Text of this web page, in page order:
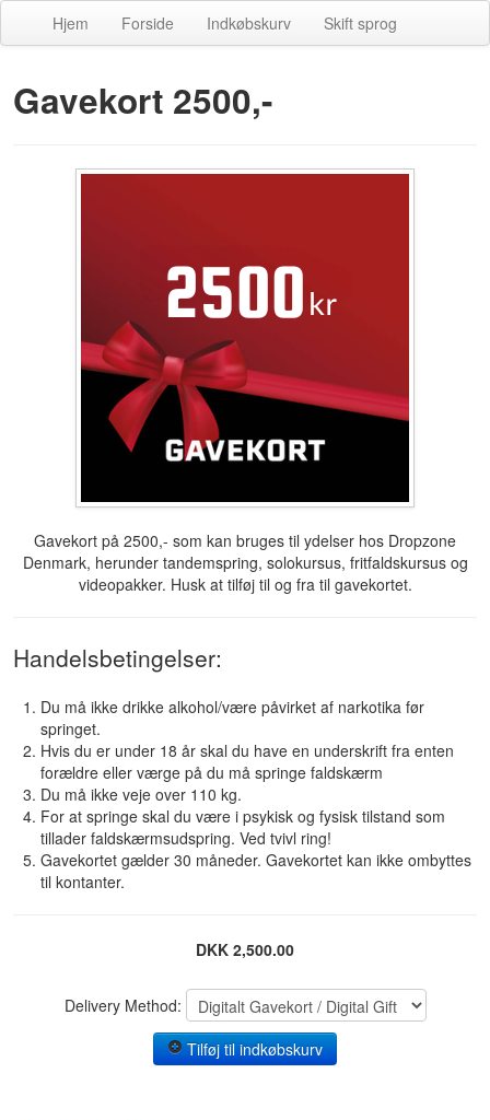
Hjem Forside Indkøbskurv Skift sprog
Gavekort 2500,-
Gavekort på 2500,- som kan bruges til ydelser hos Dropzone
Denmark, herunder tandemspring, solokursus, fritfaldskursus og
videopakker. Husk at tilføj til og fra til gavekortet.
Handelsbetingelser:
Du må ikke drikke alkohol/være påvirket af narkotika før
springet.
Hvis du er under 18 år skal du have en underskrift fra enten
forældre eller værge på du må springe faldskærm
Du må ikke veje over 110 kg.
For at springe skal du være i psykisk og fysisk tilstand som
tillader faldskærmsudspring. Ved tvivl ring!
Gavekortet gælder 30 måneder. Gavekortet kan ikke ombyttes
til kontanter.
DKK 2,500.00
Delivery Method:
Tilføj til indkøbskurv